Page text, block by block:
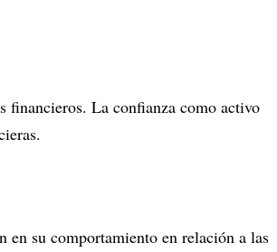
La confianza como activo
en su comportamiento en relación a las